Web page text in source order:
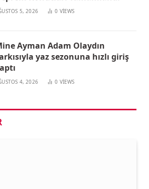
5, 2026 0 VIEWS
Ayman Adam Olaydın
yaz sezonuna hızlı giriş
4, 2026 0 VIEWS